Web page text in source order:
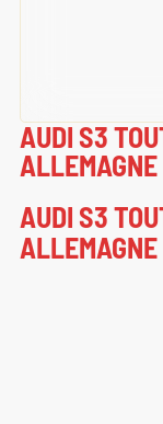
AUDI S3
ALLEMAGNE
AUDI S3
ALLEMAGNE